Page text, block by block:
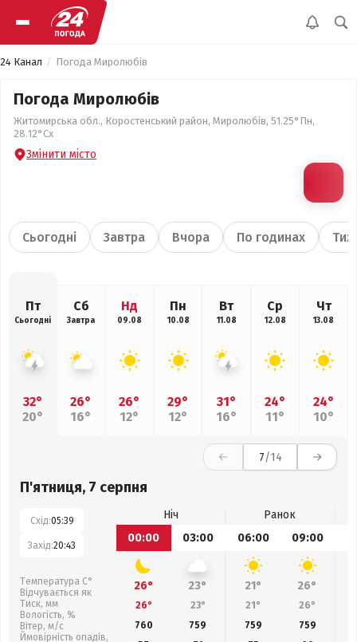
24 Канал Погода Миролюбів
Погода Миролюбів
Житомирська обл., Коростенський район, Миролюбів, 51.25°Пн,
28.12°Сх
Змінити місто
Сьогодні Завтра Вчора По годинах
Пт
Сьогодні
32°
20°
Сб
Завтра
26°
16°
Нд
09.08
26°
12°
Пн
10.08
29°
12°
Вт
11.08
31°
16°
Ср
12.08
24°
11°
Чт
13.08
24°
10°
7/14
П'ятниця, 7 серпня
Схід:05:39
Захід:20:43
Температура С°
Відчувається як
Тиск, мм
Вологість, %
Вітер, м/с
Ймовірність опадів,
Ніч
Ранок
00:00
03:00 06:00 09:00
26° 23° 21° 26°
26° 23° 21° 26°
760
759 759 759